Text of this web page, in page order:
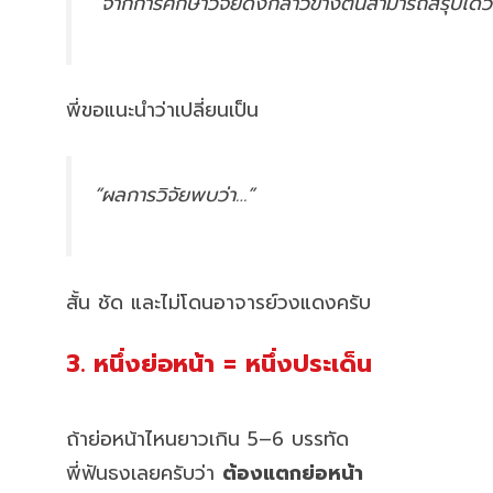
พี่ขอแนะนำว่าเปลี่ยนเป็น
“ผลการวิจัยพบว่า…”
สั้น ชัด และไม่โดนอาจารย์วงแดงครับ
3. หนึ่งย่อหน้า = หนึ่งประเด็น
ถ้าย่อหน้าไหนยาวเกิน 5–6 บรรทัด
พี่ฟันธงเลยครับว่า ต้องแตกย่อหน้า